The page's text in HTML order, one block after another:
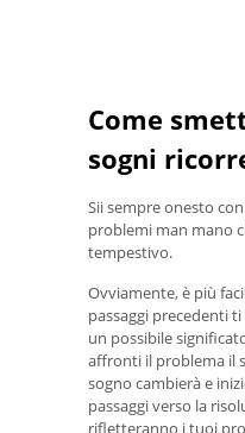
Come
sogni
Sii sempre onesto
problemi man mano
tempestivo.
Ovviamente, è più
passaggi precedenti
un possibile
affronti il ​​problema il
sogno cambierà e
passaggi verso la
rifletteranno i tuoi